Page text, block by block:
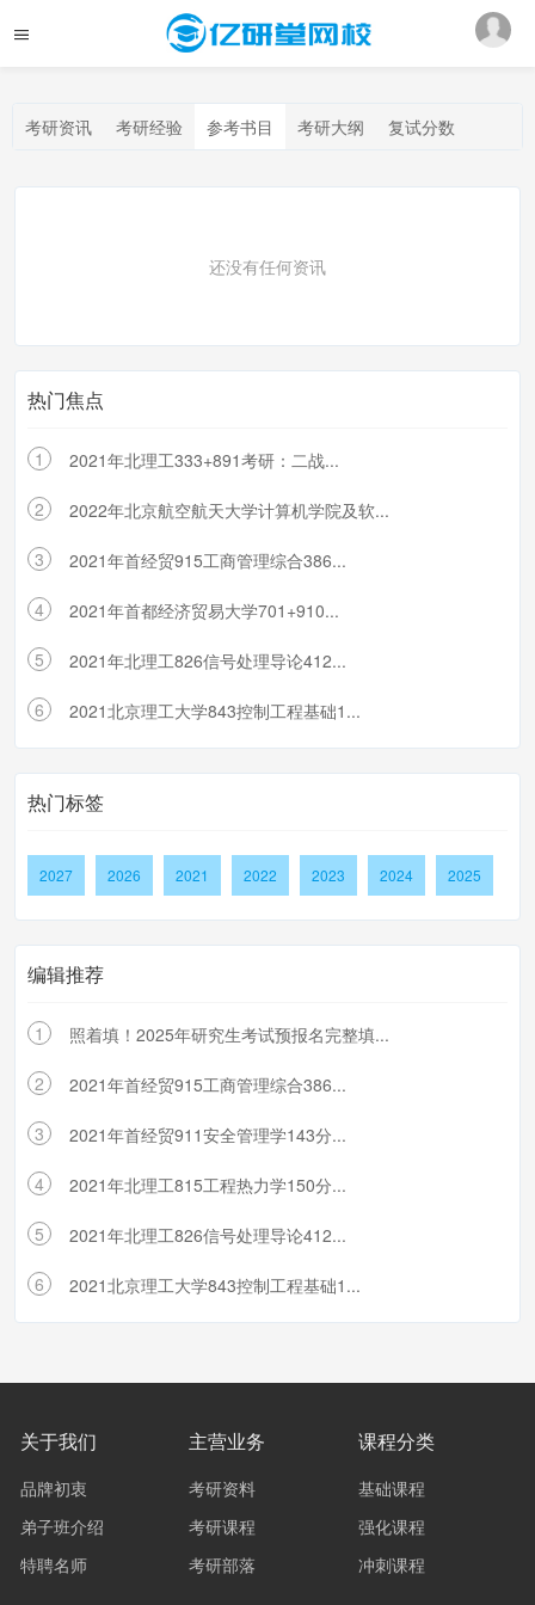
考研资讯 考研经验 参考书目 考研大纲 复试分数
还没有任何资讯
热门焦点
1 2021年北理工333+891考研：二战...
2 2022年北京航空航天大学计算机学院及软...
3 2021年首经贸915工商管理综合386...
4 2021年首都经济贸易大学701+910...
5 2021年北理工826信号处理导论412...
6 2021北京理工大学843控制工程基础1...
热门标签
2027 2026 2021 2022 2023 2024 2025
编辑推荐
1 照着填！2025年研究生考试预报名完整填...
2 2021年首经贸915工商管理综合386...
3 2021年首经贸911安全管理学143分...
4 2021年北理工815工程热力学150分...
5 2021年北理工826信号处理导论412...
6 2021北京理工大学843控制工程基础1...
关于我们
品牌初衷
弟子班介绍
特聘名师
主营业务
考研资料
考研课程
考研部落
课程分类
基础课程
强化课程
冲刺课程